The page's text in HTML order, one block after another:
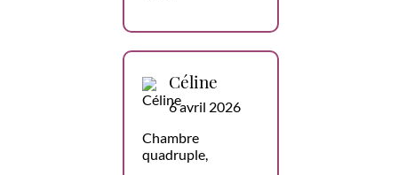
Céline
6 avril 2026
Chambre
quadruple,